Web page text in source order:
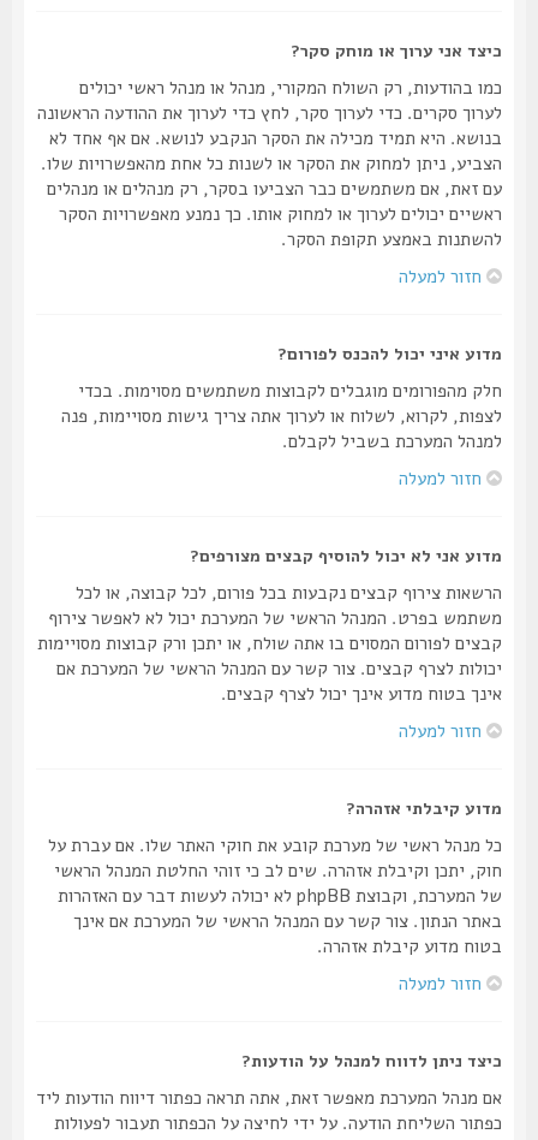
כיצד אני ערוך או מוחק סקר?
כמו בהודעות, רק השולח המקורי, מנהל או מנהל ראשי יכולים
לערוך סקרים. כדי לערוך סקר, לחץ כדי לערוך את ההודעה הראשונה
בנושא. היא תמיד מכילה את הסקר הנקבע לנושא. אם אף אחד לא
הצביע, ניתן למחוק את הסקר או לשנות כל אחת מהאפשרויות שלו.
עם זאת, אם משתמשים כבר הצביעו בסקר, רק מנהלים או מנהלים
ראשיים יכולים לערוך או למחוק אותו. כך נמנע מאפשרויות הסקר
להשתנות באמצע תקופת הסקר.
חזור למעלה
מדוע איני יכול להכנס לפורום?
חלק מהפורומים מוגבלים לקבוצות משתמשים מסוימות. בכדי
לצפות, לקרוא, לשלוח או לערוך אתה צריך גישות מסויימות, פנה
למנהל המערכת בשביל לקבלם.
חזור למעלה
מדוע אני לא יכול להוסיף קבצים מצורפים?
הרשאות צירוף קבצים נקבעות בכל פורום, לכל קבוצה, או לכל
משתמש בפרט. המנהל הראשי של המערכת יכול לא לאפשר צירוף
קבצים לפורום המסוים בו אתה שולח, או יתכן ורק קבוצות מסויימות
יכולות לצרף קבצים. צור קשר עם המנהל הראשי של המערכת אם
אינך בטוח מדוע אינך יכול לצרף קבצים.
חזור למעלה
מדוע קיבלתי אזהרה?
כל מנהל ראשי של מערכת קובע את חוקי האתר שלו. אם עברת על
חוק, יתכן וקיבלת אזהרה. שים לב כי זוהי החלטת המנהל הראשי
של המערכת, וקבוצת phpBB לא יכולה לעשות דבר עם האזהרות
באתר הנתון. צור קשר עם המנהל הראשי של המערכת אם אינך
בטוח מדוע קיבלת אזהרה.
חזור למעלה
כיצד ניתן לדווח למנהל על הודעות?
אם מנהל המערכת מאפשר זאת, אתה תראה כפתור דיווח הודעות ליד
כפתור השליחת הודעה. על ידי לחיצה על הכפתור תעבור לפעולות